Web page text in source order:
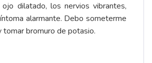
dilatado, los nervios vibrantes,
alarmante. Debo someterme
tomar bromuro de potasio.